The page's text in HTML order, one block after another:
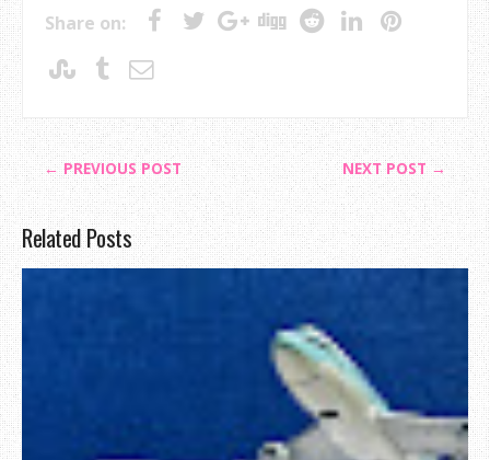
Share on:
← PREVIOUS POST NEXT POST →
Related Posts